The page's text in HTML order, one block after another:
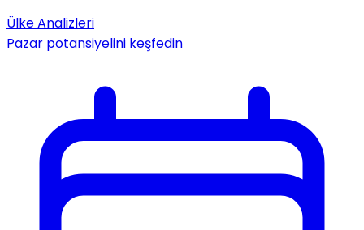
Ülke Analizleri
Pazar potansiyelini keşfedin